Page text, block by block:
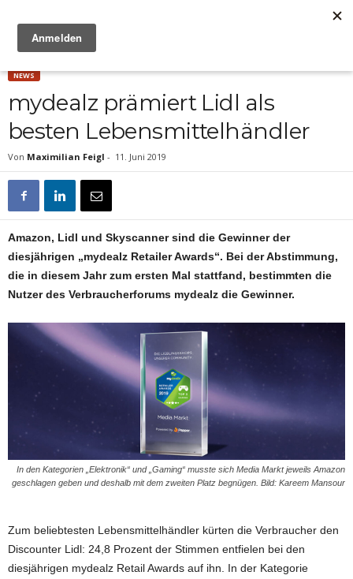
NEWS
mydealz prämiert Lidl als
besten Lebensmittelhändler
Von Maximilian Feigl - 11. Juni 2019
Amazon, Lidl und Skyscanner sind die Gewinner der
diesjährigen „mydealz Retailer Awards“. Bei der Abstimmung,
die in diesem Jahr zum ersten Mal stattfand, bestimmten die
Nutzer des Verbraucherforums mydealz die Gewinner.
In den Kategorien „Elektronik“ und „Gaming“ musste sich Media Markt jeweils Amazon
geschlagen geben und deshalb mit dem zweiten Platz begnügen. Bild: Kareem Mansour
Zum beliebtesten Lebensmittelhändler kürten die Verbraucher den
Discounter Lidl: 24,8 Prozent der Stimmen entfielen bei den
diesjährigen mydealz Retail Awards auf ihn. In der Kategorie